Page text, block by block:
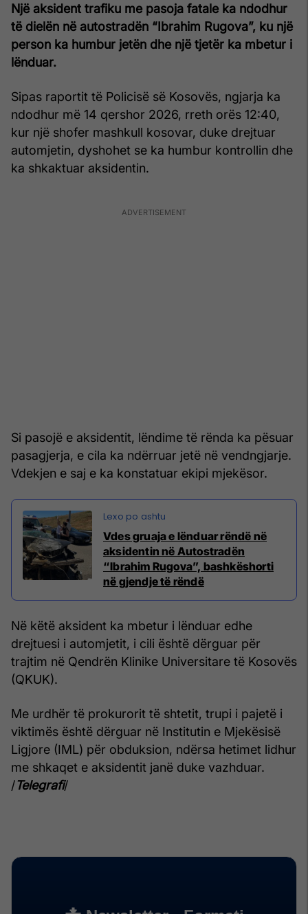
Një aksident trafiku me pasoja fatale ka ndodhur
të dielën në autostradën “Ibrahim Rugova”, ku një
person ka humbur jetën dhe një tjetër ka mbetur i
lënduar.
Sipas raportit të Policisë së Kosovës, ngjarja ka
ndodhur më 14 qershor 2026, rreth orës 12:40,
kur një shofer mashkull kosovar, duke drejtuar
automjetin, dyshohet se ka humbur kontrollin dhe
ka shkaktuar aksidentin.
Si pasojë e aksidentit, lëndime të rënda ka pësuar
pasagjerja, e cila ka ndërruar jetë në vendngjarje.
Vdekjen e saj e ka konstatuar ekipi mjekësor.
Vdes gruaja e lënduar rëndë në
aksidentin në Autostradën
“Ibrahim Rugova”, bashkëshorti
në gjendje të rëndë
Në këtë aksident ka mbetur i lënduar edhe
drejtuesi i automjetit, i cili është dërguar për
trajtim në Qendrën Klinike Universitare të Kosovës
(QKUK).
Me urdhër të prokurorit të shtetit, trupi i pajetë i
viktimës është dërguar në Institutin e Mjekësisë
Ligjore (IML) për obduksion, ndërsa hetimet lidhur
me shkaqet e aksidentit janë duke vazhduar.
/Telegrafi/